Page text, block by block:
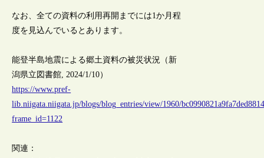
なお、全ての資料の利用再開までには1か月程
度を見込んでいるとあります。
能登半島地震による郷土資料の被災状況（新
潟県立図書館, 2024/1/10）
https://www.pref-
lib.niigata.niigata.jp/blogs/blog_entries/view/1960/
frame_id=1122
関連：